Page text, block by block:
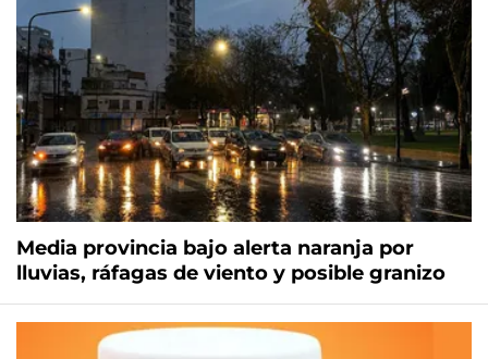
Media provincia bajo alerta naranja por
lluvias, ráfagas de viento y posible granizo